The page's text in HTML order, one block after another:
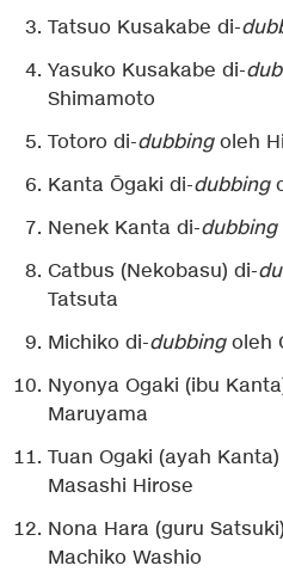
Tatsuo Kusakabe di-
Yasuko Kusakabe di-
Shimamoto
Totoro di-dubbingoleh
Kanta Ōgaki di-dubbing
Nenek Kanta di-dubbing
Catbus (Nekobasu) di-
Tatsuta
Michiko di-dubbingoleh
Nyonya Ogaki (ibu
Maruyama
Tuan Ogaki (ayah
Masashi Hirose
Nona Hara (guru
Machiko Washio